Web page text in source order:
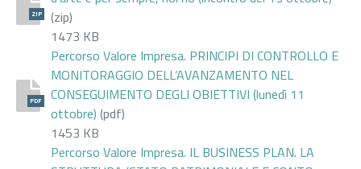
ZIP
(zip)
1473 KB
PDF
Percorso Valore Impresa. PRINCIPI DI CONTROLLO E
MONITORAGGIO DELL’AVANZAMENTO NEL
CONSEGUIMENTO DEGLI OBIETTIVI (lunedì 11
ottobre) (pdf)
1453 KB
Percorso Valore Impresa. IL BUSINESS PLAN. LA